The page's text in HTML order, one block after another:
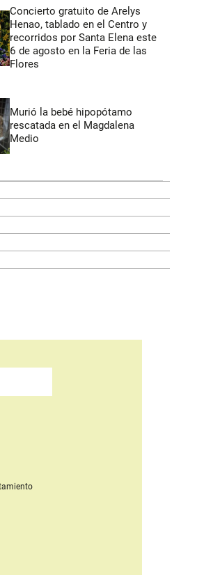
Concierto gratuito de Arelys
Henao, tablado en el Centro y
recorridos por Santa Elena este
6 de agosto en la Feria de las
Flores
Murió la bebé hipopótamo
rescatada en el Magdalena
Medio